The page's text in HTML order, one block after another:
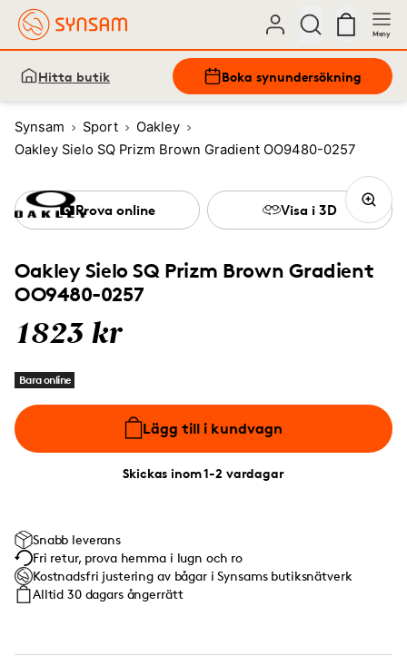
Meny
Hitta butik Boka synundersökning
Synsam Sport
Oakley
Oakley Sielo SQ Prizm Brown Gradient OO9480-0257
Oakley Sielo SQ Prizm Brown Gradient
OO9480-0257
1823 kr
Bara online
Lägg till i kundvagn
Skickas inom 1-2 vardagar
Prova online Visa i 3D
Snabb leverans
Fri retur, prova hemma i lugn och ro
Kostnadsfri justering av bågar i Synsams butiksnätverk
Alltid 30 dagars ångerrätt